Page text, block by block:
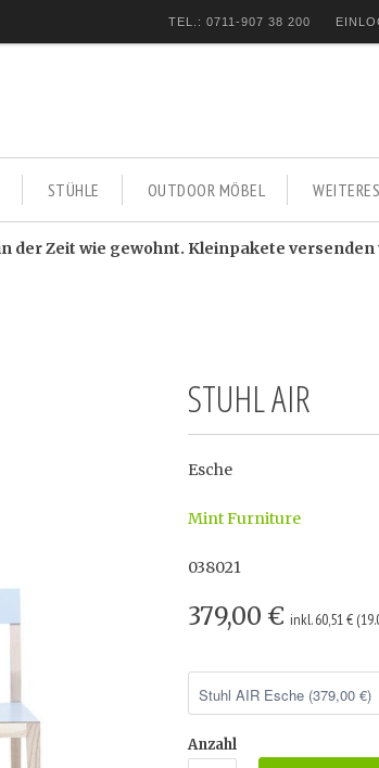
TEL.: 0711-907 38 200
STÜHLE OUTDOOR MÖBEL WEITERES
Zeit wie gewohnt. Kleinpakete versenden
STUHL AIR
Esche
Mint Furniture
038021
379,00 € inkl. 60,51 €
Anzahl